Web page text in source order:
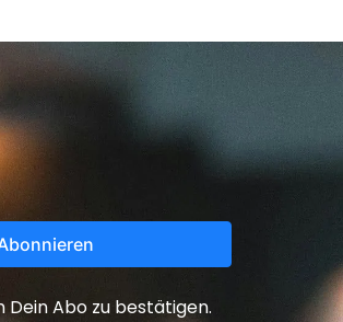
Dein Abo zu bestätigen.